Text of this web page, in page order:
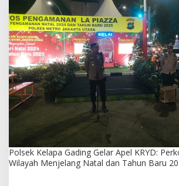
a
d
i
n
g
G
e
l
r
A
p
K
R
Polsek Kelapa Gading Gelar Apel KRYD:
Wilayah Menjelang Natal dan Tahun Baru